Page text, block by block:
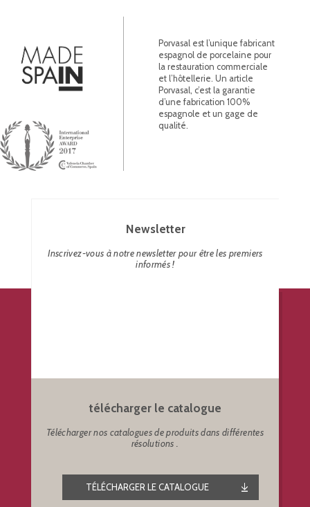
Porvasal est l’unique fabricant
espagnol de porcelaine pour
la restauration commerciale
et l’hôtellerie. Un article
Porvasal, c’est la garantie
d’une fabrication 100%
espagnole et un gage de
qualité.
Newsletter
Inscrivez-vous à notre newsletter pour être les premiers
informés !
télécharger le catalogue
Télécharger nos catalogues de produits dans différentes
résolutions .
TÉLÉCHARGER LE CATALOGUE